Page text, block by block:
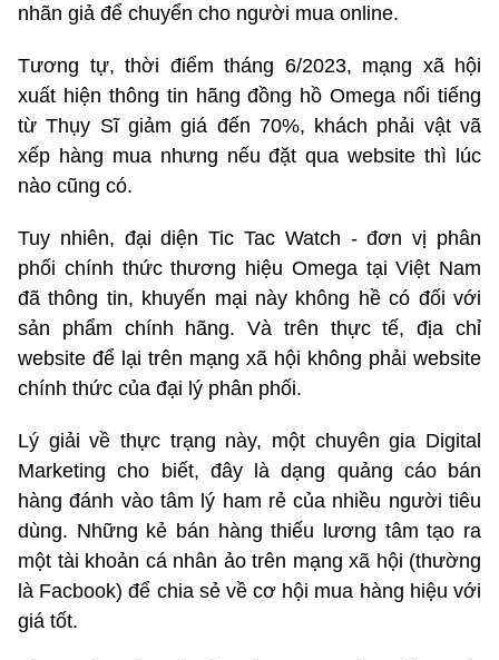
nhãn giả để chuyển cho người mua online.
Tương tự, thời điểm tháng 6/2023, mạng xã hội
xuất hiện thông tin hãng đồng hồ Omega nổi tiếng
từ Thụy Sĩ giảm giá đến 70%, khách phải vật vã
xếp hàng mua nhưng nếu đặt qua website thì lúc
nào cũng có.
Tuy nhiên, đại diện Tic Tac Watch - đơn vị phân
phối chính thức thương hiệu Omega tại Việt Nam
đã thông tin, khuyến mại này không hề có đối với
sản phẩm chính hãng. Và trên thực tế, địa chỉ
website để lại trên mạng xã hội không phải website
chính thức của đại lý phân phối.
Lý giải về thực trạng này, một chuyên gia Digital
Marketing cho biết, đây là dạng quảng cáo bán
hàng đánh vào tâm lý ham rẻ của nhiều người tiêu
dùng. Những kẻ bán hàng thiếu lương tâm tạo ra
một tài khoản cá nhân ảo trên mạng xã hội (thường
là Facbook) để chia sẻ về cơ hội mua hàng hiệu với
giá tốt.